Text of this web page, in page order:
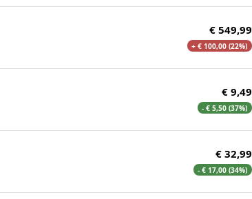
€ 549,99
+ € 100,00 (22%)
€ 9,49
- € 5,50 (37%)
€ 32,99
- € 17,00 (34%)